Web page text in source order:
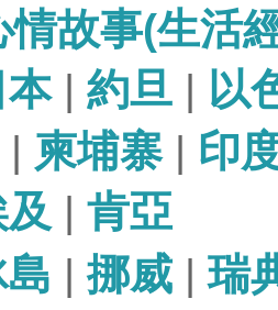
情故事(生活
本| 約旦 | 以
| 柬埔寨| 印
| 肯亞
|挪威 |瑞